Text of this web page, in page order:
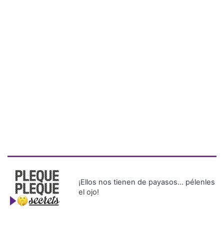
¡Ellos nos tienen de payasos… pélenles
el ojo!